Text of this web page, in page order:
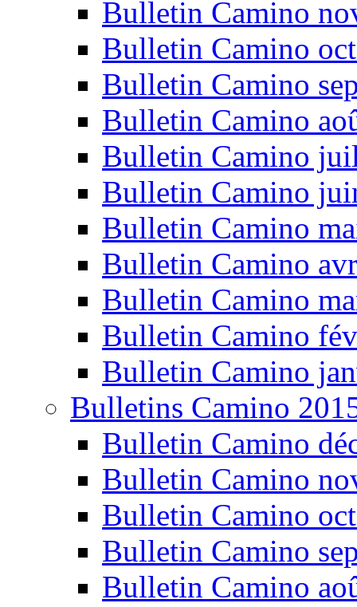
Bulletin Camino
Bulletin Camino
Bulletin Camino
Bulletin Camino
Bulletin Camino
Bulletin Camino
Bulletin Camino
Bulletin Camino
Bulletin Camino
Bulletin Camino
Bulletin Camino
Bulletins Camino
Bulletin Camino
Bulletin Camino
Bulletin Camino
Bulletin Camino
Bulletin Camino